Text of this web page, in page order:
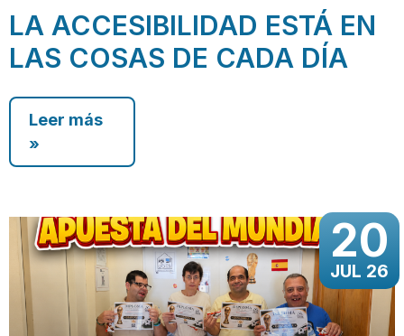
LA ACCESIBILIDAD ESTÁ EN
LAS COSAS DE CADA DÍA
Leer más
»
20
JUL 26